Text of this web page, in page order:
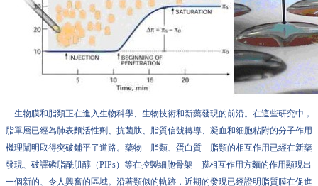
生物膜和脂類正在進入生物科學、生物技術和新藥發現的前沿。在這些研究中，
脂單層已經為肺表麵活性劑、抗菌肽、脂質信號轉導、凝血和細胞粘附的分子作用
機理闡明取得突破鋪平了道路。藥物－脂類、蛋白質－脂類的相互作用已經在新藥
發現、破譯磷脂酰肌醇（PIPs）等在控製細胞骨架－膜相互作用方麵的作用顯現出
一個新的、令人興奮的區域。沿著類似的軌跡，近期的發現已經證明脂質膜在促進